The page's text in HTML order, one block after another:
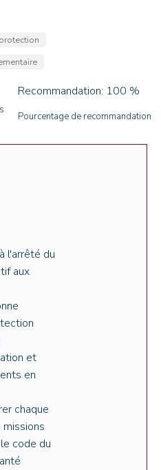
Recommandation: 100 %
Pourcentage de recommandation
l'arrêté du
aux
et
en
chaque
missions
code du